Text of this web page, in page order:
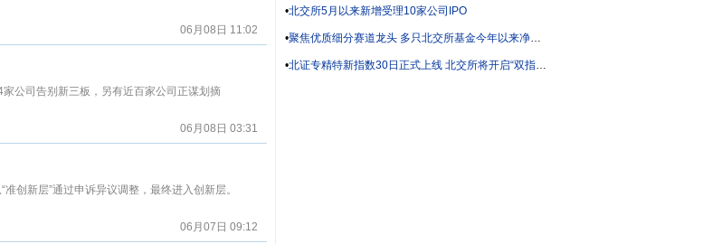
06月08日 11:02
公司告别新三板，另有近百家公司正谋划摘
06月08日 03:31
创新层”通过申诉异议调整，最终进入创新层。
06月07日 09:12
•北交所5月以来新增受理10家公司IPO
•聚焦优质细分赛道龙头 多只北交所基金今年以来净值涨逾40%
•北证专精特新指数30日正式上线 北交所将开启“双指数”时代